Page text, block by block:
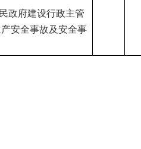
政府建设行政主管
安全事故及安全事